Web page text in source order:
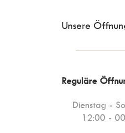
Unsere
Reguläre
Dienstag -
12:00 -